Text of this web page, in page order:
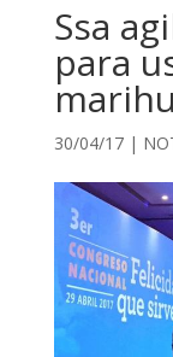
Ssa
para
30/04/17|